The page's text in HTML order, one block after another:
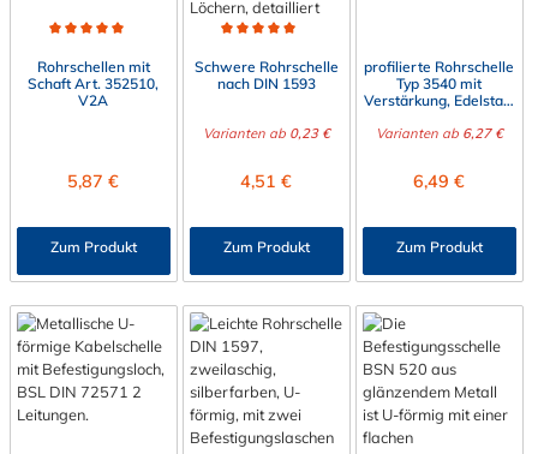
Rohrschellen mit
Schaft Art. 352510,
V2A
Regulärer Preis:
5,87 €
Zum Produkt
Schwere Rohrschelle
nach DIN 1593
Varianten ab0,23 €
Regulärer Preis:
4,51 €
Zum Produkt
profilierte Rohrschelle
Typ 3540 mit
Verstärkung, Edelstahl
Varianten ab6,27 €
Regulärer Preis:
6,49 €
Zum Produkt